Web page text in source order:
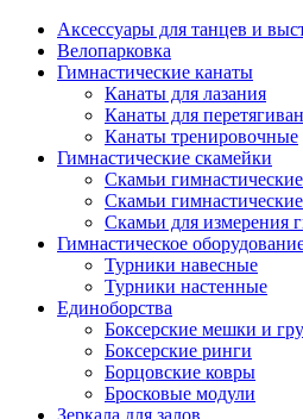
Аксессуары для танцев и
Велопарковка
Гимнастические канаты
Канаты для лазания
Канаты для
Канаты тренировочные
Гимнастические скамейки
Скамьи
Скамьи
Скамьи для измерения
Гимнастическое
Турники навесные
Турники настенные
Единоборства
Боксерские мешки и
Боксерские ринги
Борцовские ковры
Бросковые модули
Зеркала для залов